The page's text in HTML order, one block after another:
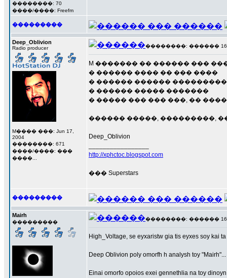
��������: 70
����/����: Freefm
���������
Deep_Oblivion
Radio producer
M���� ���: Jun 17,
2004
��������: 671
����/����: ���
����...
��������: ������ 16
M ������� �� ������ ���
� ������ ���� �� ��� ����
� ������ ������
� ������ ����� �������
� ����� ��� ��� ���, �� ����
������ �����, ���������,
Deep_Oblivion
http://xphctoc.blogspot.com
��� Superstars
���������
Mairh
���������
��������: ������ 16
High_Voltage, se eyxaristw gia tis eyxes soy kai
Deep Oblivion poly omorfh h analysh toy
Einai omorfo opoios exei gennethlia na toy